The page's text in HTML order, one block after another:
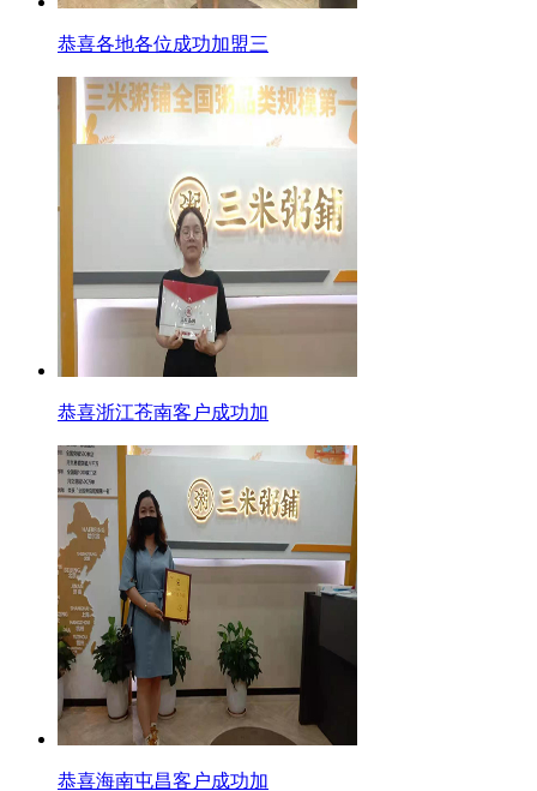
恭喜各地各位成功加盟三
恭喜浙江苍南客户成功加
恭喜海南屯昌客户成功加